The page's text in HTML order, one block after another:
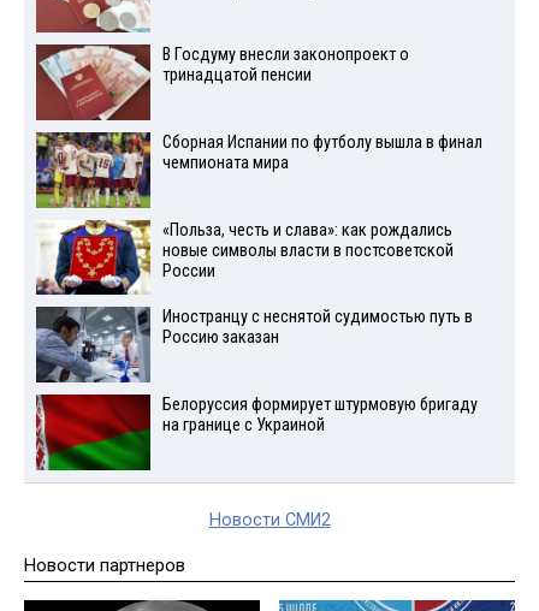
В Госдуму внесли законопроект о
тринадцатой пенсии
Сборная Испании по футболу вышла в финал
чемпионата мира
«Польза, честь и слава»: как рождались
новые символы власти в постсоветской
России
Иностранцу с неснятой судимостью путь в
Россию заказан
Белоруссия формирует штурмовую бригаду
на границе с Украиной
Новости СМИ2
Новости партнеров